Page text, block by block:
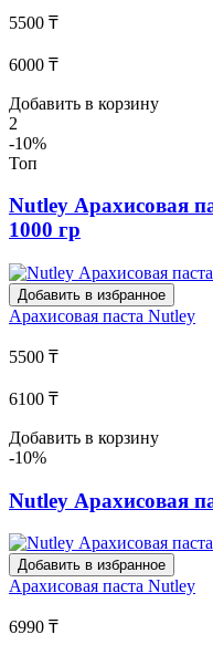
5500 ₸
6000 ₸
Добавить в корзину
2
-10%
Топ
Nutley Арахисовая
1000 гр
Добавить в избранное
Арахисовая паста Nutley
5500 ₸
6100 ₸
Добавить в корзину
-10%
Nutley Арахисовая
Добавить в избранное
Арахисовая паста Nutley
6990 ₸